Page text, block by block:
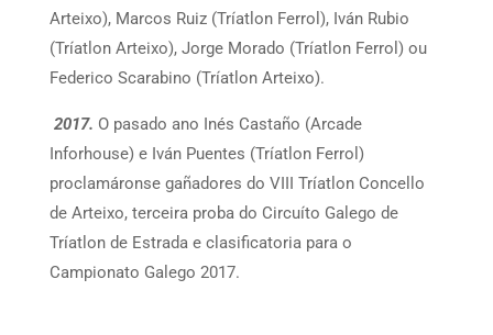
Arteixo), Marcos Ruiz (Tríatlon Ferrol), Iván Rubio
(Tríatlon Arteixo), Jorge Morado (Tríatlon Ferrol) ou
Federico Scarabino (Tríatlon Arteixo).
2017. O pasado ano Inés Castaño (Arcade
Inforhouse) e Iván Puentes (Tríatlon Ferrol)
proclamáronse gañadores do VIII Tríatlon Concello
de Arteixo, terceira proba do Circuíto Galego de
Tríatlon de Estrada e clasificatoria para o
Campionato Galego 2017.